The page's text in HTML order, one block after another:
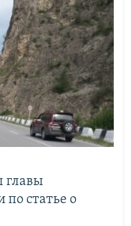
главы
по статье о